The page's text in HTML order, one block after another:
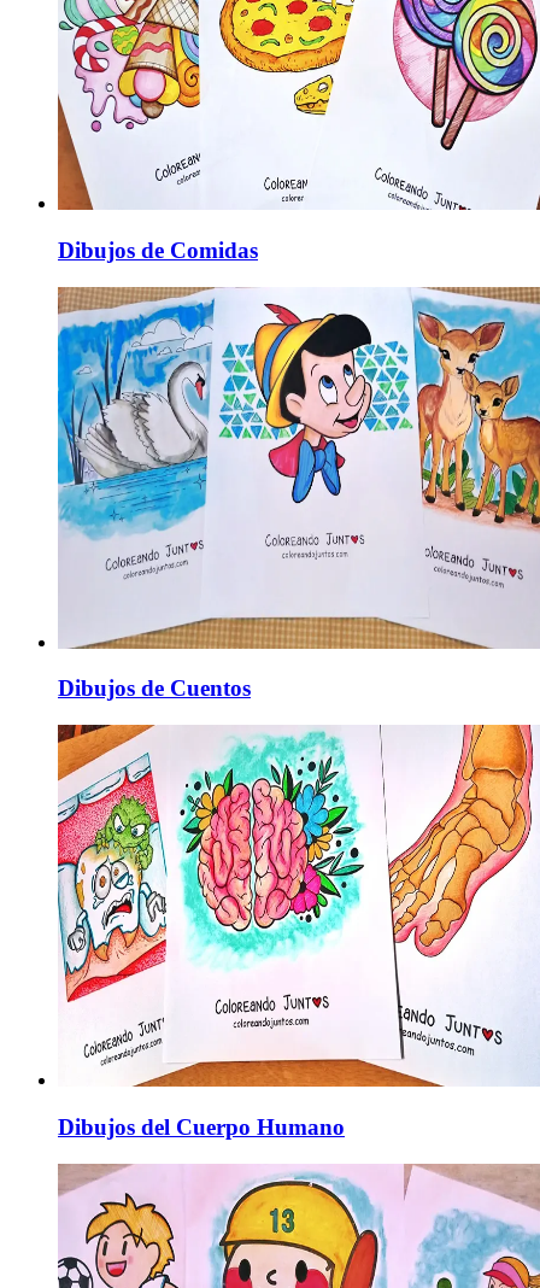
Dibujos de Comidas
Dibujos de Cuentos
Dibujos del Cuerpo Humano